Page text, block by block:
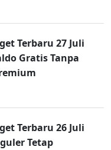
Terbaru 27 Juli
Gratis Tanpa
Terbaru 26 Juli
Tetap